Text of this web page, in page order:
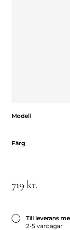
Modell
Färg
719 kr.
Till leverans
2-5 vardagar